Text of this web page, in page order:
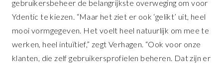
gebruikersbeheer de belangrijkste overweging om voor
Ydentic te kiezen. “Maar het ziet er ook ‘gelikt’ uit, heel
mooi vormgegeven. Het voelt heel natuurlijk om mee te
werken, heel intuïtief,” zegt Verhagen. “Ook voor onze
klanten, die zelf gebruikersprofielen beheren. Dat zijn er